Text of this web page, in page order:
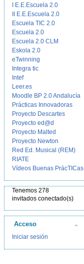
I E.E.Escuela 2.0
II E.E.Escuela 2.0
Escuela TIC 2.0
Escuela 2.0
Escuela 2.0 CLM
Eskola 2.0
eTwinning
Integra tic
Intef
Leer.es
Moodle BP 2.0 Andalucía
Prácticas Innovadoras
Proyecto Descartes
Proyecto ed@d
Proyecto Malted
Proyecto Newton
Red Ed. Musical (REM)
RIATE
Vídeos Buenas PrácTICas
Tenemos 278
invitados conectado(s)
Acceso
Iniciar sesión